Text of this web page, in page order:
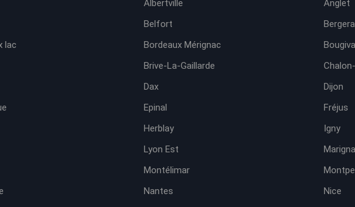
Albertville
Anglet
Belfort
lac Bordeaux Mérignac
Brive-La-Gaillarde
Dax
Dijon
Epinal
Fréjus
Herblay
Igny
Lyon Est
Montélimar
Nantes
Nice